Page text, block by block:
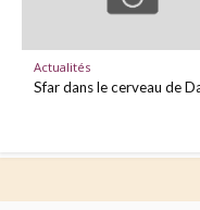
Actualités
Sfar dans le cerveau de